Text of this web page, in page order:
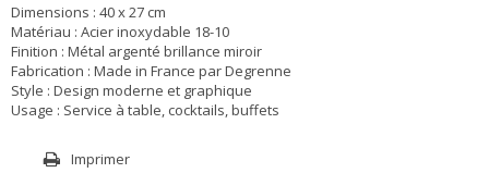
Dimensions : 40 x 27 cm
Matériau : Acier inoxydable 18-10
Finition : Métal argenté brillance miroir
Fabrication : Made in France par Degrenne
Style : Design moderne et graphique
Usage : Service à table, cocktails, buffets
Imprimer